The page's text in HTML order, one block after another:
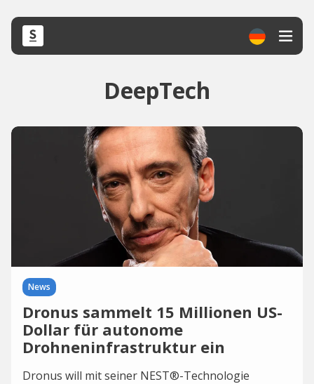
DeepTech
News
Dronus sammelt 15 Millionen US-
Dollar für autonome
Drohneninfrastruktur ein
Dronus will mit seiner NEST®-Technologie